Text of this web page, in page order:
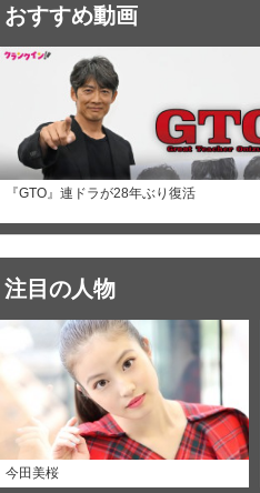
おすすめ動画
『GTO』連ドラが28年ぶり復活
注目の人物
今田美桜